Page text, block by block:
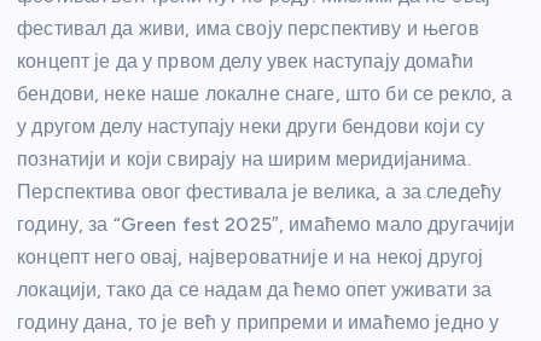
фестивал да живи, има своју перспективу и његов
концепт је да у првом делу увек наступају домаћи
бендови, неке наше локалне снаге, што би се рекло, а
у другом делу наступају неки други бендови који су
познатији и који свирају на ширим меридијанима.
Перспектива овог фестивала је велика, а за следећу
годину, за “Green fest 2025″, имаћемо мало другачији
концепт него овај, највероватније и на некој другој
локацији, тако да се надам да ћемо опет уживати за
годину дана, то је већ у припреми и имаћемо једно у